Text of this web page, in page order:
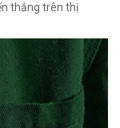
thắng trên thị